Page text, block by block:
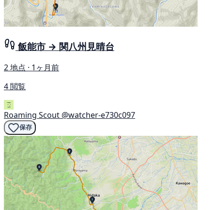
飯能市 → 関八州見晴台
2 地点 · 1ヶ月前
4 閲覧
Roaming Scout @watcher-e730c097
保存